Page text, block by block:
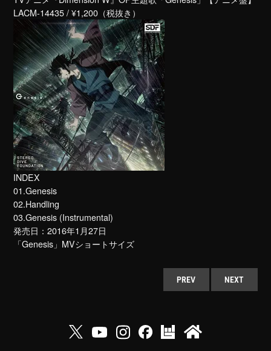
LACM-14435 / ¥1,200（税抜き）
INDEX
01.Genesis
02.Handling
03.Genesis (Instrumental)
発売日：2016年1月27日
「Genesis」MVショートサイズ
PREV NEXT